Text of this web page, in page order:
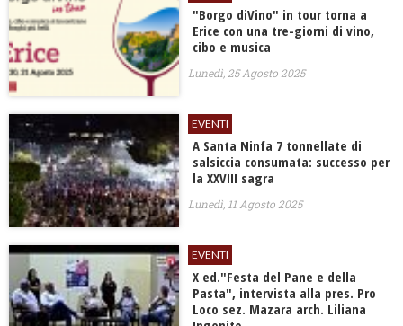
"Borgo diVino" in tour torna a
Erice con una tre-giorni di vino,
cibo e musica
Lunedì, 25 Agosto 2025
EVENTI
A Santa Ninfa 7 tonnellate di
salsiccia consumata: successo per
la XXVIII sagra
Lunedì, 11 Agosto 2025
EVENTI
X ed."Festa del Pane e della
Pasta", intervista alla pres. Pro
Loco sez. Mazara arch. Liliana